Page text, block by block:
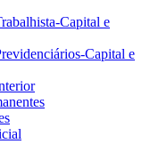
Capital e
Capital e